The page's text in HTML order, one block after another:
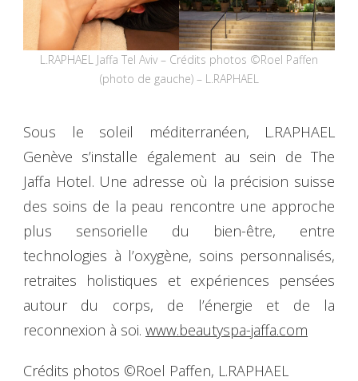
L.RAPHAEL Jaffa Tel Aviv – Crédits photos ©Roel Paffen
(photo de gauche) – L.RAPHAEL
Sous le soleil méditerranéen, L.RAPHAEL
Genève s’installe également au sein de The
Jaffa Hotel. Une adresse où la précision suisse
des soins de la peau rencontre une approche
plus sensorielle du bien-être, entre
technologies à l’oxygène, soins personnalisés,
retraites holistiques et expériences pensées
autour du corps, de l’énergie et de la
reconnexion à soi. www.beautyspa-jaffa.com
Crédits photos ©Roel Paffen, L.RAPHAEL